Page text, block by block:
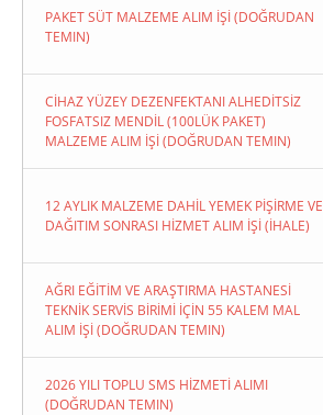
PAKET SÜT MALZEME ALIM İŞİ (DOĞRUDAN
TEMIN)
CİHAZ YÜZEY DEZENFEKTANI ALHEDİTSİZ
FOSFATSIZ MENDİL (100LÜK PAKET)
MALZEME ALIM İŞİ (DOĞRUDAN TEMIN)
12 AYLIK MALZEME DAHİL YEMEK PİŞİRME VE
DAĞITIM SONRASI HİZMET ALIM İŞİ (İHALE)
AĞRI EĞİTİM VE ARAŞTIRMA HASTANESİ
TEKNİK SERVİS BİRİMİ İÇİN 55 KALEM MAL
ALIM İŞİ (DOĞRUDAN TEMIN)
2026 YILI TOPLU SMS HİZMETİ ALIMI
(DOĞRUDAN TEMIN)